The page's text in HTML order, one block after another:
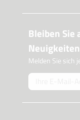
Bleiben Sie
Neuigkeiten
Melden Sie sich